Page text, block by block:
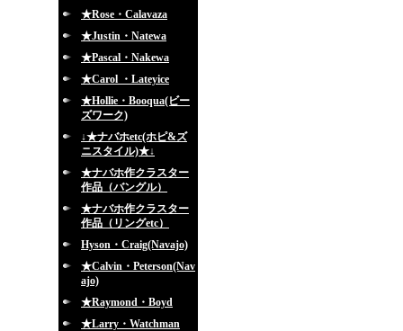
★Rose・Calavaza
★Justin・Natewa
★Pascal・Nakewa
★Carol ・Lateyice
★Hollie・Booqua(ビー
ズワーク)
↓★ナバホetc(ホピ&ズ
ニスタイル)★↓
★ナバホ作クラスター
作品（バングル）
★ナバホ作クラスター
作品（リングetc）
Hyson・Craig(Navajo)
★Calvin・Peterson(Nav
ajo)
★Raymond・Boyd
★Larry・Watchman